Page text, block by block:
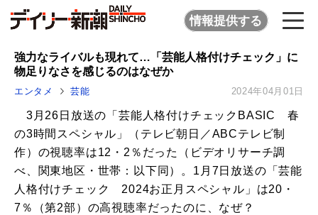
情報提供する
強力なライバルも現れて…「芸能人格付けチェック」に
物足りなさを感じるのはなぜか
エンタメ 芸能 2024年04月01日
3月26日放送の「芸能人格付けチェックBASIC 春
の3時間スペシャル」（テレビ朝日／ABCテレビ制
作）の視聴率は12・2％だった（ビデオリサーチ調
べ、関東地区・世帯：以下同）。1月7日放送の「芸能
人格付けチェック 2024お正月スペシャル」は20・
7％（第2部）の高視聴率だったのに、なぜ？